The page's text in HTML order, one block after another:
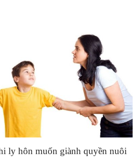
ly hôn muốn giành quyền nuôi